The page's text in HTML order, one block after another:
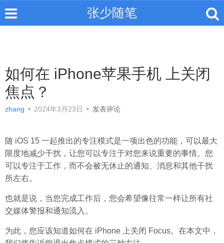
张少随笔
如何在 iPhone苹果手机 上关闭
焦点？
zhang • 2024年3月23日 • 发表评论
随 iOS 15 一起推出的专注模式是一项出色的功能，可以最大
限度地减少干扰，让您可以专注于对您来说重要的事情。您
可以专注于工作，而不会被无休止的通知、消息和其他干扰
所左右。
也就是说，当您完成工作后，您会希望像往常一样让所有社
交媒体警报和通知流入。
为此，您应该知道如何在 iPhone 上关闭 Focus。在本文中，